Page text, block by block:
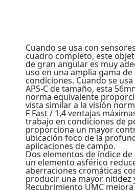
Cuando se usa con
cuadro completo, este
de gran angular es muy
uso en una amplia gama de
condiciones. Cuando se
APS-C de tamaño, esta
norma equivalente
vista similar a la visión
F Fast / 1,4 ventajas
trabajo en condiciones de
proporciona un mayor
ubicación foco de la
aplicaciones de campo.
Dos elementos de índice
un elemento asférico
aberraciones cromáticas
producir una mayor nitidez
Recubrimiento UMC